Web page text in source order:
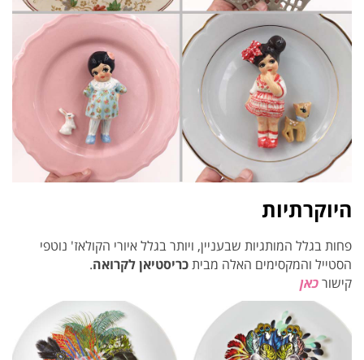
היוקרתיות
פחות בגלל המותגיות שבעניין, ויותר בגלל איורי הקולאז' נוטפי
הסטייל והמקסימים האלה מביתכריסטיאן לקרואה.
קישורכאן